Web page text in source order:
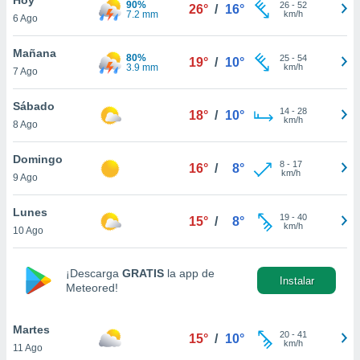
en
más
nuestra
de
aceptar
de
6 Ago
90%
7.2 mm
26° / 16° 26- 52
km/h
Mañana
7 Ago
80%
3.9 mm
19° / 10° 25- 54
km/h
Sábado
8 Ago
18° / 10° 14- 28
km/h
Domingo
9 Ago
16° / 8° 8- 17
km/h
Lunes
10 Ago
15° / 8° 19- 40
km/h
¡Descarga GRATIS la app de
Meteored!
Instalar
Martes
11 Ago
15° / 10° 20- 41
km/h